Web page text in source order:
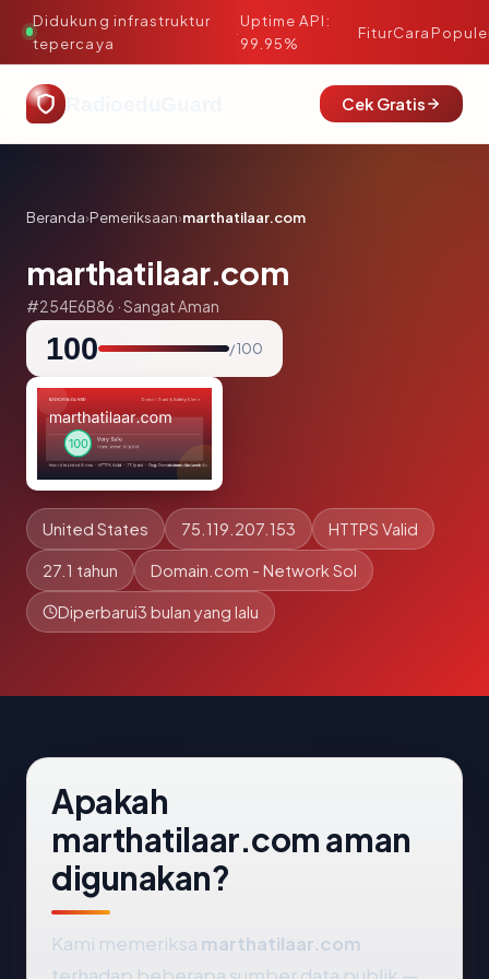
Didukung infrastruktur
tepercaya
·
Uptime API:
99.95%
FiturCara
Cek Gratis
Beranda›Pemeriksaan›marthatilaar.com
marthatilaar.com
#254E6B86 · Sangat Aman
100 / 100
United States 75.119.207.153 HTTPS Valid
27.1 tahun Domain.com - Network Sol
Diperbarui3 bulan yang lalu
Apakah
marthatilaar.com aman
digunakan?
Kami memeriksa marthatilaar.com